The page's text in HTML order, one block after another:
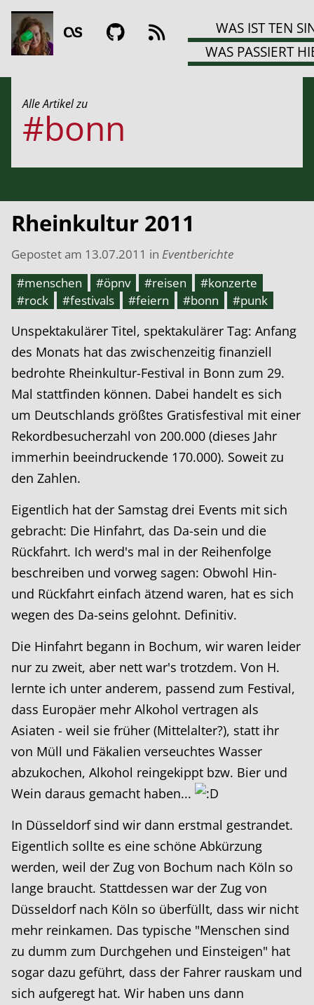
WAS IST TEN
WAS PASSIERT
Alle Artikel zu
#bonn
Rheinkultur 2011
Gepostet am 13.07.2011 in Eventberichte
#menschen
#öpnv #reisen
#konzerte
#rock
#festivals #feiern #bonn
#punk
Unspektakulärer Titel, spektakulärer Tag: Anfang
des Monats hat das zwischenzeitig finanziell
bedrohte Rheinkultur-Festival in Bonn zum 29.
Mal stattfinden können. Dabei handelt es sich
um Deutschlands größtes Gratisfestival mit einer
Rekordbesucherzahl von 200.000 (dieses Jahr
immerhin beeindruckende 170.000). Soweit zu
den Zahlen.
Eigentlich hat der Samstag drei Events mit sich
gebracht: Die Hinfahrt, das Da-sein und die
Rückfahrt. Ich werd's mal in der Reihenfolge
beschreiben und vorweg sagen: Obwohl Hin-
und Rückfahrt einfach ätzend waren, hat es sich
wegen des Da-seins gelohnt. Definitiv.
Die Hinfahrt begann in Bochum, wir waren leider
nur zu zweit, aber nett war's trotzdem. Von H.
lernte ich unter anderem, passend zum Festival,
dass Europäer mehr Alkohol vertragen als
Asiaten - weil sie früher (Mittelalter?), statt ihr
von Müll und Fäkalien verseuchtes Wasser
abzukochen, Alkohol reingekippt bzw. Bier und
Wein daraus gemacht haben...
In Düsseldorf sind wir dann erstmal gestrandet.
Eigentlich sollte es eine schöne Abkürzung
werden, weil der Zug von Bochum nach Köln so
lange braucht. Stattdessen war der Zug von
Düsseldorf nach Köln so überfüllt, dass wir nicht
mehr reinkamen. Das typische "Menschen sind
zu dumm zum Durchgehen und Einsteigen" hat
sogar dazu geführt, dass der Fahrer rauskam und
sich aufgeregt hat. Wir haben uns dann